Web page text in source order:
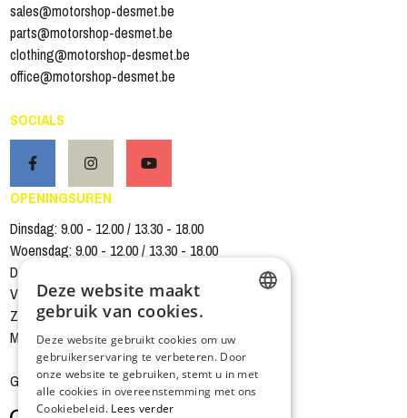
sales@motorshop-desmet.be
parts@motorshop-desmet.be
clothing@motorshop-desmet.be
office@motorshop-desmet.be
SOCIALS
OPENINGSUREN
Dinsdag: 9.00 - 12.00 / 13.30 - 18.00
Woensdag: 9.00 - 12.00 / 13.30 - 18.00
Donderdag: 9.00 - 12.00 / 13.30 - 18.00
Vrijdag: 9.00 - 12.00 / 13.30 - 18.00
Zaterdag: 9.00 - 12.00 / 13.30 - 16.00
Magazijn gesloten zaterdagnamiddag
Gesloten op zondag en maandag
FRENCH
Deze website maakt
gebruik van cookies.
Deze website gebruikt cookies om uw
gebruikerservaring te verbeteren. Door
onze website te gebruiken, stemt u in met
alle cookies in overeenstemming met ons
Cookiebeleid. Lees verder